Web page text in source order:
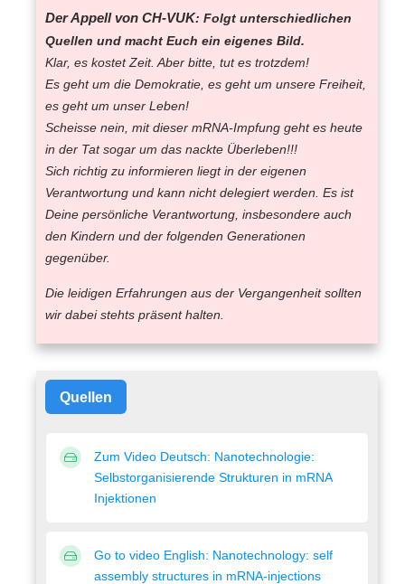
Der Appell von CH-VUK: Folgt unterschiedlichen
Quellen und macht Euch ein eigenes Bild.
Klar, es kostet Zeit. Aber bitte, tut es trotzdem!
Es geht um die Demokratie, es geht um unsere Freiheit,
es geht um unser Leben!
Scheisse nein, mit dieser mRNA-Impfung geht es heute
in der Tat sogar um das nackte Überleben!!!
Sich richtig zu informieren liegt in der eigenen
Verantwortung und kann nicht delegiert werden. Es ist
Deine persönliche Verantwortung, insbesondere auch
den Kindern und der folgenden Generationen
gegenüber.
Die leidigen Erfahrungen aus der Vergangenheit sollten
wir dabei stehts präsent halten.
Quellen
Zum Video Deutsch: Nanotechnologie:
Selbstorganisierende Strukturen in mRNA
Injektionen
Go to video English: Nanotechnology: self
assembly structures in mRNA-injections